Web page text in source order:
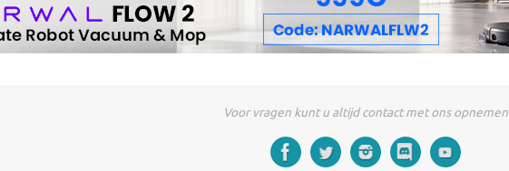
Voor vragen kunt u altijd contact met ons opnemen